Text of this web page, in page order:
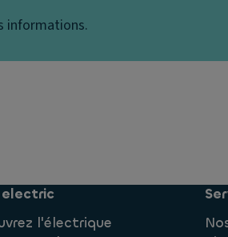
informations.
electric
l'électrique